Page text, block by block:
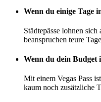
Wenn du einige Tage
Städtepässe lohnen
beanspruchen teure
Wenn du dein Budget
Mit einem Vegas Pass
kaum noch zusätzliche